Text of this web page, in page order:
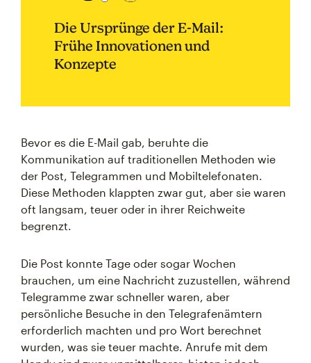
Die Ursprünge der E-Mail:
Frühe Innovationen und
Konzepte
Bevor es die E-Mail gab, beruhte die
Kommunikation auf traditionellen Methoden wie
der Post, Telegrammen und Mobiltelefonaten.
Diese Methoden klappten zwar gut, aber sie waren
oft langsam, teuer oder in ihrer Reichweite
begrenzt.
Die Post konnte Tage oder sogar Wochen
brauchen, um eine Nachricht zuzustellen, während
Telegramme zwar schneller waren, aber
persönliche Besuche in den Telegrafenämtern
erforderlich machten und pro Wort berechnet
wurden, was sie teuer machte. Anrufe mit dem